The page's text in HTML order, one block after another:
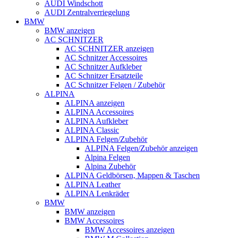
AUDI Windschott
AUDI Zentralverriegelung
BMW
BMW anzeigen
AC SCHNITZER
AC SCHNITZER anzeigen
AC Schnitzer Accessoires
AC Schnitzer Aufkleber
AC Schnitzer Ersatzteile
AC Schnitzer Felgen / Zubehör
ALPINA
ALPINA anzeigen
ALPINA Accessoires
ALPINA Aufkleber
ALPINA Classic
ALPINA Felgen/Zubehör
ALPINA Felgen/Zubehör anzeigen
Alpina Felgen
Alpina Zubehör
ALPINA Geldbörsen, Mappen & Taschen
ALPINA Leather
ALPINA Lenkräder
BMW
BMW anzeigen
BMW Accessoires
BMW Accessoires anzeigen